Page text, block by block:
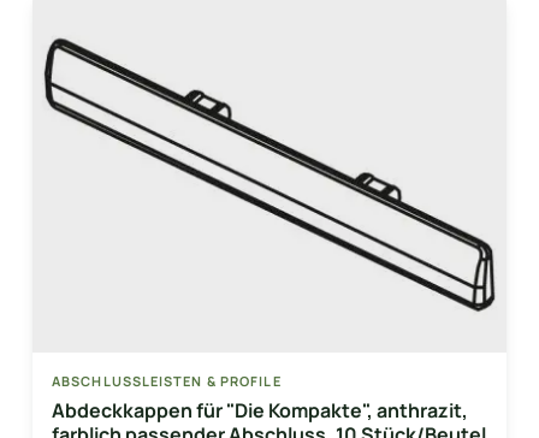
ABSCHLUSSLEISTEN & PROFILE
Abdeckkappen für "Die Kompakte", anthrazit,